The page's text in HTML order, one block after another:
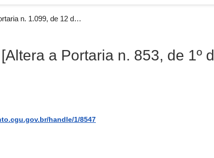
Portaria n. 1.099, de 12 de maio de 2020 [Altera a Portaria n. 853, de 1º de abril de 2020]
a Portaria n. 853, de 1º
handle/1/8547